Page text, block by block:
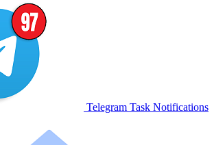
Telegram Task Notifications